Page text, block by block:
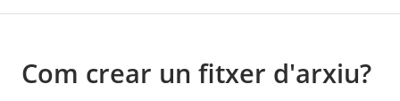
Com crear un fitxer d'arxiu?